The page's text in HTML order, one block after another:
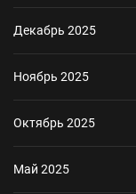
Декабрь 2025
Ноябрь 2025
Октябрь 2025
Май 2025